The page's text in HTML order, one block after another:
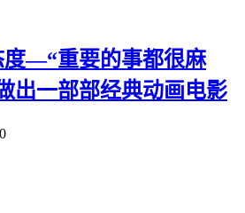
度—“重要的事都很麻
出一部部经典动画电影